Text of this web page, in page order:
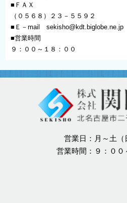
■ＦＡＸ
（０５６８）２３－５５９２
■Ｅ－mailsekisho@kdt.biglobe.ne.jp
■営業時間
９：００～１８：００
営業日：月～土（
営業時間：９：００